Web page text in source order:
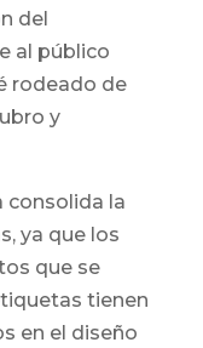
del
al público
rodeado de
y
consolida la
ya que los
que se
tienen
en el diseño